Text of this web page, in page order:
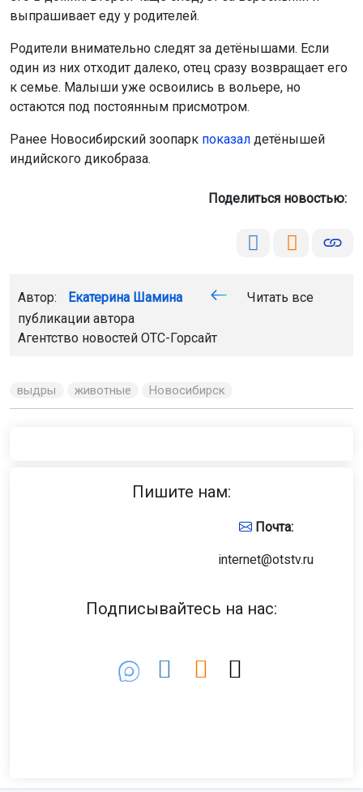
выпрашивает еду у родителей.
Родители внимательно следят за детёнышами. Если
один из них отходит далеко, отец сразу возвращает его
к семье. Малыши уже освоились в вольере, но
остаются под постоянным присмотром.
Ранее Новосибирский зоопарк показал детёнышей
индийского дикобраза.
Поделиться новостью:
Автор: Екатерина Шамина
Читать все
публикации автора
Агентство новостей ОТС-Горсайт
выдры животные Новосибирск
Пишите нам:
Почта:
internet@otstv.ru
Подписывайтесь на нас: